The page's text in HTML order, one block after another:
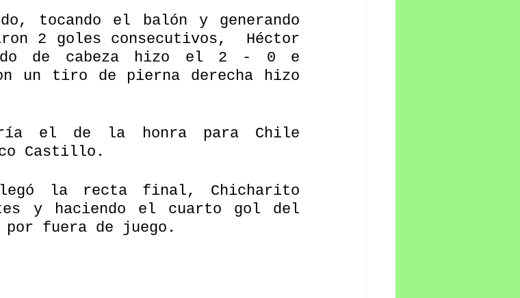
tocando el balón y generando
2 goles consecutivos,  Héctor
de cabeza hizo el 2 - 0 e
un tiro de pierna derecha hizo
el de la honra para Chile
Castillo.
llegó la recta final, Chicharito
y haciendo el cuarto gol del
fuera de juego.